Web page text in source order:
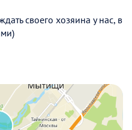
своего хозяина у нас, в